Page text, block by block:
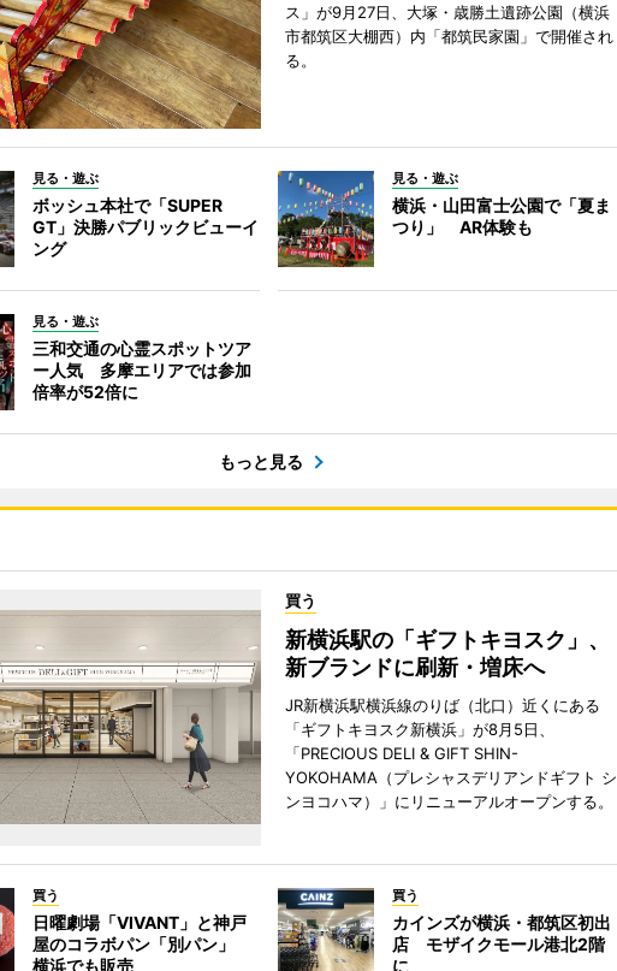
ス」が9月27日、大塚・歳勝土遺跡公園（横浜
市都筑区大棚西）内「都筑民家園」で開催され
る。
見る・遊ぶ
ボッシュ本社で「SUPER
GT」決勝パブリックビューイ
ング
見る・遊ぶ
横浜・山田富士公園で「夏ま
つり」 AR体験も
見る・遊ぶ
三和交通の心霊スポットツア
ー人気 多摩エリアでは参加
倍率が52倍に
もっと見る
買う
新横浜駅の「ギフトキヨスク」、
新ブランドに刷新・増床へ
JR新横浜駅横浜線のりば（北口）近くにある
「ギフトキヨスク新横浜」が8月5日、
「PRECIOUS DELI & GIFT SHIN-
YOKOHAMA（プレシャスデリアンドギフト シ
ンヨコハマ）」にリニューアルオープンする。
買う
日曜劇場「VIVANT」と神戸
屋のコラボパン「別パン」
横浜でも販売
買う
カインズが横浜・都筑区初出
店 モザイクモール港北2階
に